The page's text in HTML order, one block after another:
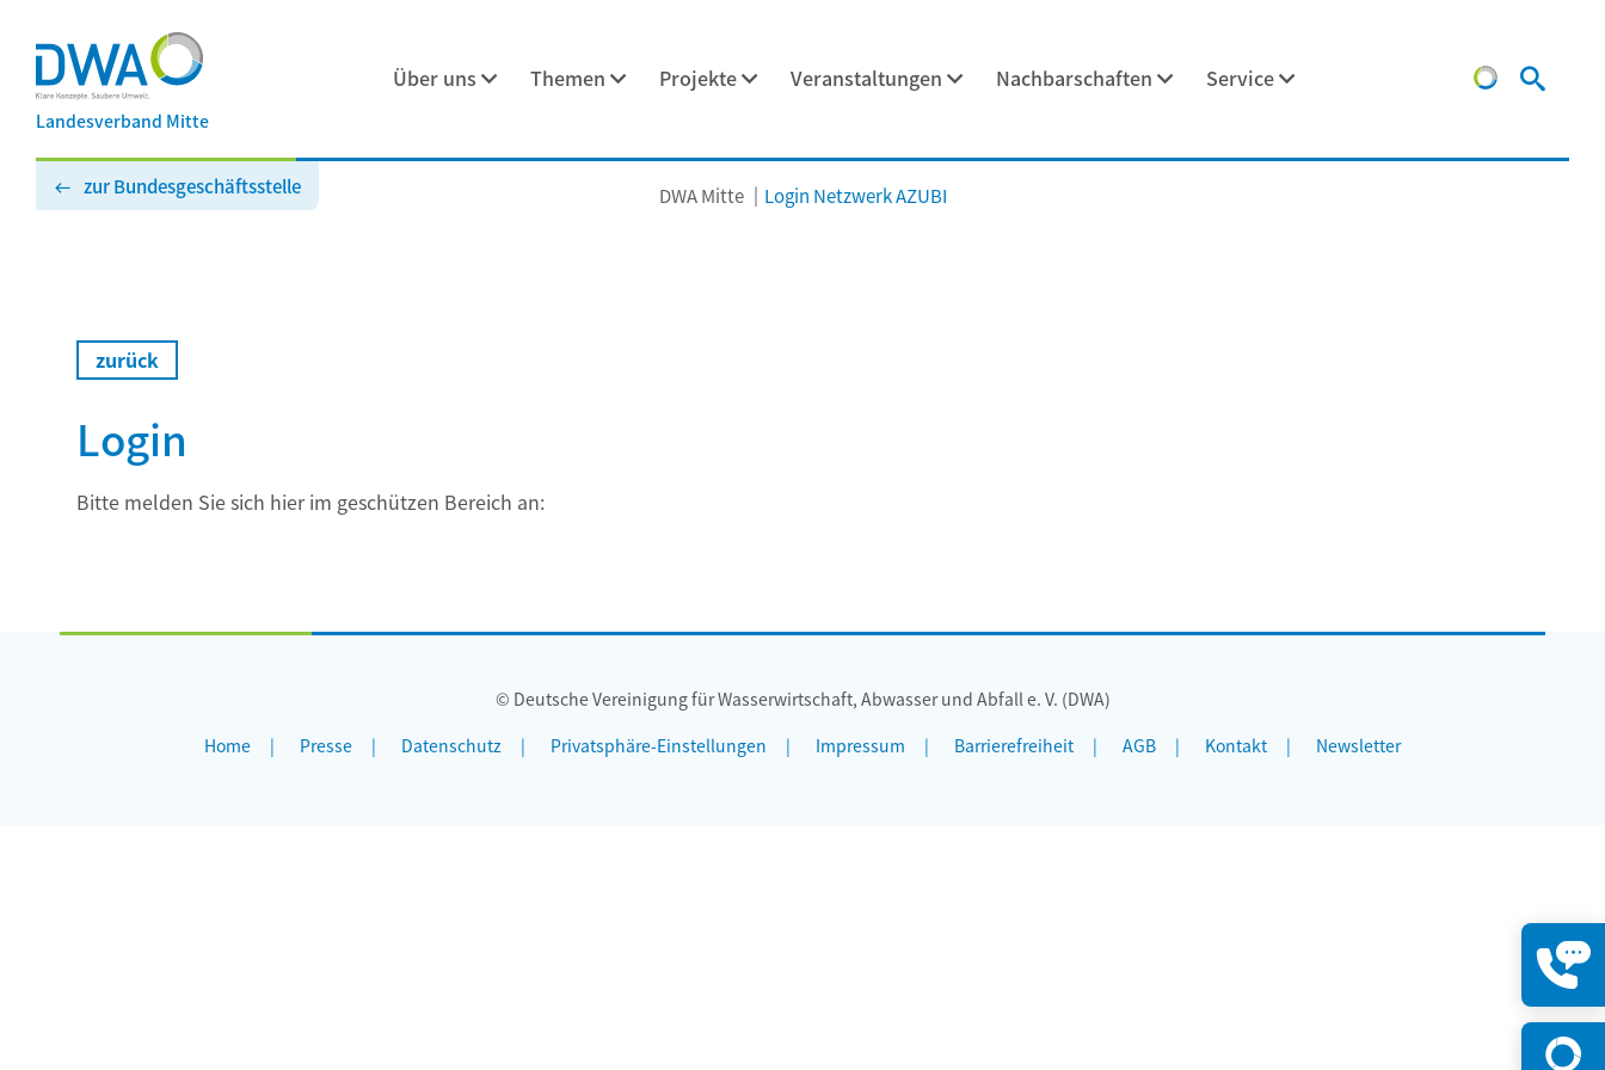
Landesverband Mitte
Über uns Themen Projekte Veranstaltungen Nachbarschaften Service
zur Bundesgeschäftsstelle DWA Mitte Login Netzwerk AZUBI
zurück
Login
Bitte melden Sie sich hier im geschützen Bereich an:
öffnen
© Deutsche Vereinigung für Wasserwirtschaft, Abwasser und Abfall e. V. (DWA)
Home
Presse Datenschutz Privatsphäre-Einstellungen Impressum Barrierefreiheit AGB Kontakt Newsletter